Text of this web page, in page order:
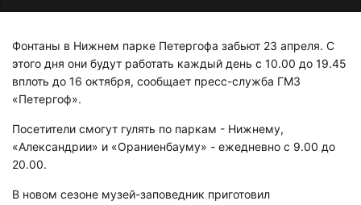
Фонтаны в Нижнем парке Петергофа забьют 23 апреля. С
этого дня они будут работать каждый день с 10.00 до 19.45
вплоть до 16 октября, сообщает пресс-служба ГМЗ
«Петергоф».
Посетители смогут гулять по паркам - Нижнему,
«Александрии» и «Ораниенбауму» - ежедневно с 9.00 до
20.00.
В новом сезоне музей-заповедник приготовил